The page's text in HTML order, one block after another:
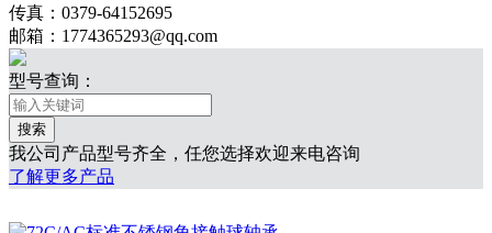
传真：0379-64152695
邮箱：1774365293@qq.com
型号查询：
我公司产品型号齐全，任您选择欢迎来电咨询
了解更多产品